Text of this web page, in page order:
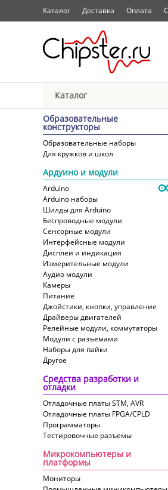
Начните
Каталог Доставка Оплата
Каталог
Образовательные
конструкторы
Образовательные наборы
Для кружков и школ
Ардуино и модули
Arduino
Arduino наборы
Шилды для Arduino
Беспроводные модули
Сенсорные модули
Интерфейсные модули
Дисплеи и индикация
Измерительные модули
Аудио модули
Камеры
Питание
Джойстики, кнопки, управление
Драйверы двигателей
Релейные модули, коммутаторы
Модули с разъемами
Наборы для пайки
Другое
Средства разработки и
отладки
Отладочные платы STM, AVR
Отладочные платы FPGA/CPLD
Программаторы
Тестировочные разъемы
Микрокомпьютеры и
платформы
Мониторы